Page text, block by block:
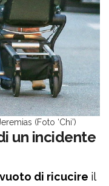
(Foto ‘Chi’)
un incidente
di ricucire il